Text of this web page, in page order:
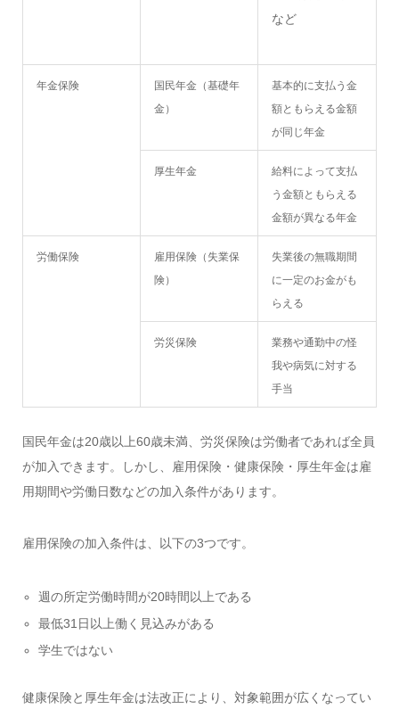
など
年金保険
国民年金（基礎年
金）
基本的に支払う金
額ともらえる金額
が同じ年金
厚生年金
給料によって支払
う金額ともらえる
金額が異なる年金
労働保険
雇用保険（失業保
険）
失業後の無職期間
に一定のお金がも
らえる
労災保険
業務や通勤中の怪
我や病気に対する
手当
国民年金は20歳以上60歳未満、労災保険は労働者であれば全員
が加入できます。しかし、雇用保険・健康保険・厚生年金は雇
用期間や労働日数などの加入条件があります。
雇用保険の加入条件は、以下の3つです。
週の所定労働時間が20時間以上である
最低31日以上働く見込みがある
学生ではない
健康保険と厚生年金は法改正により、対象範囲が広くなってい